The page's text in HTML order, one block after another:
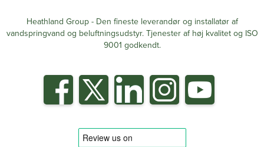
Heathland Group - Den fineste leverandør og installatør af
vandspringvand og beluftningsudstyr. Tjenester af høj kvalitet og ISO
9001 godkendt.